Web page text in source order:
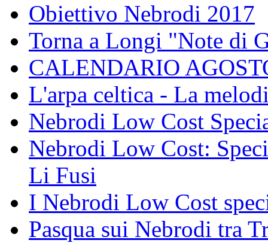
Obiettivo Nebrodi 2017
Torna a Longi "Note di
CALENDARIO
L'arpa celtica - La
Nebrodi Low Cost
Nebrodi Low Cost:
Li Fusi
I Nebrodi Low Cost
Pasqua sui Nebrodi tra